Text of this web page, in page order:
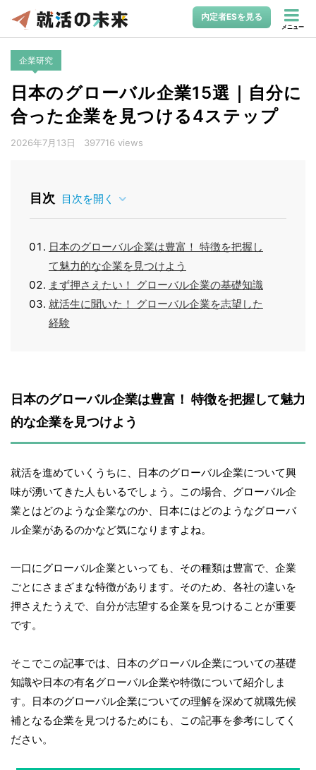
内定者ESを見る
メニュー
企業研究
日本のグローバル企業15選｜自分に
合った企業を見つける4ステップ
2026年7月13日 397716 views
目次 目次を開く
日本のグローバル企業は豊富！ 特徴を把握し
て魅力的な企業を見つけよう
まず押さえたい！ グローバル企業の基礎知識
就活生に聞いた！ グローバル企業を志望した
経験
日本のグローバル企業は豊富！ 特徴を把握して魅力
的な企業を見つけよう
就活を進めていくうちに、日本のグローバル企業について興
味が湧いてきた人もいるでしょう。この場合、グローバル企
業とはどのような企業なのか、日本にはどのようなグローバ
ル企業があるのかなど気になりますよね。
一口にグローバル企業といっても、その種類は豊富で、企業
ごとにさまざまな特徴があります。そのため、各社の違いを
押さえたうえで、自分が志望する企業を見つけることが重要
です。
そこでこの記事では、日本のグローバル企業についての基礎
知識や日本の有名グローバル企業や特徴について紹介しま
す。日本のグローバル企業についての理解を深めて就職先候
補となる企業を見つけるためにも、この記事を参考にしてく
ださい。